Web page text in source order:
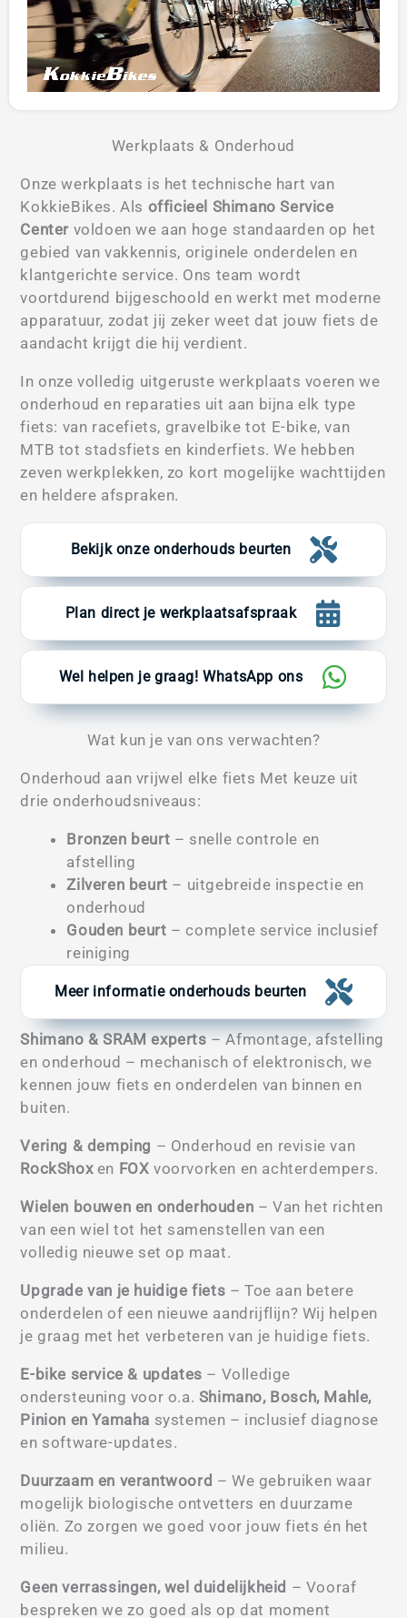
Werkplaats & Onderhoud
Onze werkplaats is het technische hart van
KokkieBikes. Als officieel Shimano Service
Center voldoen we aan hoge standaarden op het
gebied van vakkennis, originele onderdelen en
klantgerichte service. Ons team wordt
voortdurend bijgeschoold en werkt met moderne
apparatuur, zodat jij zeker weet dat jouw fiets de
aandacht krijgt die hij verdient.
In onze volledig uitgeruste werkplaats voeren we
onderhoud en reparaties uit aan bijna elk type
fiets: van racefiets, gravelbike tot E-bike, van
MTB tot stadsfiets en kinderfiets. We hebben
zeven werkplekken, zo kort mogelijke wachttijden
en heldere afspraken.
Bekijk onze onderhouds beurten
Plan direct je werkplaatsafspraak
Wel helpen je graag! WhatsApp ons
Wat kun je van ons verwachten?
Onderhoud aan vrijwel elke fiets Met keuze uit
drie onderhoudsniveaus:
Bronzen beurt – snelle controle en
afstelling
Zilveren beurt – uitgebreide inspectie en
onderhoud
Gouden beurt – complete service inclusief
reiniging
Meer informatie onderhouds beurten
Shimano & SRAM experts – Afmontage, afstelling
en onderhoud – mechanisch of elektronisch, we
kennen jouw fiets en onderdelen van binnen en
buiten.
Vering & demping – Onderhoud en revisie van
RockShoxen FOX voorvorken en achterdempers.
Wielen bouwen en onderhouden – Van het richten
van een wiel tot het samenstellen van een
volledig nieuwe set op maat.
Upgrade van je huidige fiets – Toe aan betere
onderdelen of een nieuwe aandrijflijn? Wij helpen
je graag met het verbeteren van je huidige fiets.
E-bike service & updates – Volledige
ondersteuning voor o.a. Shimano, Bosch, Mahle,
Pinion en Yamaha systemen – inclusief diagnose
en software-updates.
Duurzaam en verantwoord – We gebruiken waar
mogelijk biologische ontvetters en duurzame
oliën. Zo zorgen we goed voor jouw fiets én het
milieu.
Geen verrassingen, wel duidelijkheid – Vooraf
bespreken we zo goed als op dat moment